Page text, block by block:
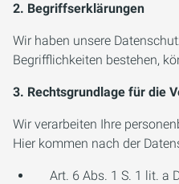
2. Begriffserklärungen
Wir haben unsere
Begrifflichkeiten bestehen,
3. Rechtsgrundlage für die
Wir verarbeiten Ihre
Hier kommen nach der
Art. 6 Abs. 1 S. 1 lit. a